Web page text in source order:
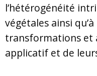
l’hétérogénéité
végétales ainsi
transformations et
applicatif et de